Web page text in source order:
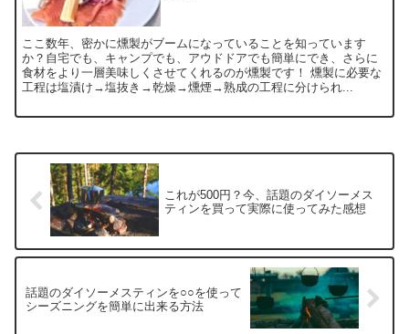
ここ数年、密かに燻製がブームになっていることを知っています
か？自宅でも、キャンプでも、アウドドアでも簡単にでき、さらに
食材をより一層美味しくさせてくれるのが燻製です！ 燻製に必要な
工程は塩漬け→塩抜き→乾燥→燻煙→熟成の工程に分けられ...
これが500円？今、話題のダイソーメス
ティンを買って実際に使ってみた感想
話題のダイソーメスティンを○○を使って
シーズニングを簡単に出来る方法